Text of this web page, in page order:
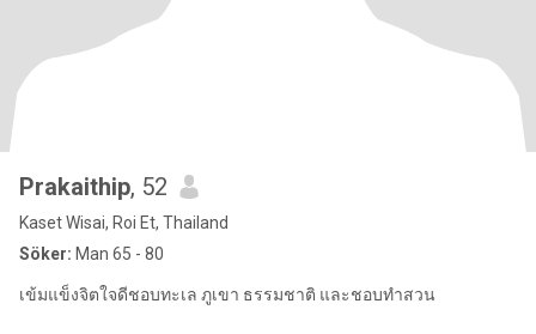
Prakaithip, 52
Kaset Wisai, Roi Et, Thailand
Söker: Man 65 - 80
เข้มแข็งจิตใจดีชอบทะเล ภูเขา ธรรมชาติ และชอบทำสวน